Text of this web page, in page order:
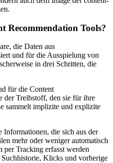
Recommendation Tools?
die Daten aus
und für die Ausspielung von
in drei Schritten, die
für die Content
der Treibstoff, den sie für ihre
sammelt implizite und explizite
Informationen, die sich aus der
mehr oder weniger automatisch
per Tracking erfasst werden
Klicks und vorherige